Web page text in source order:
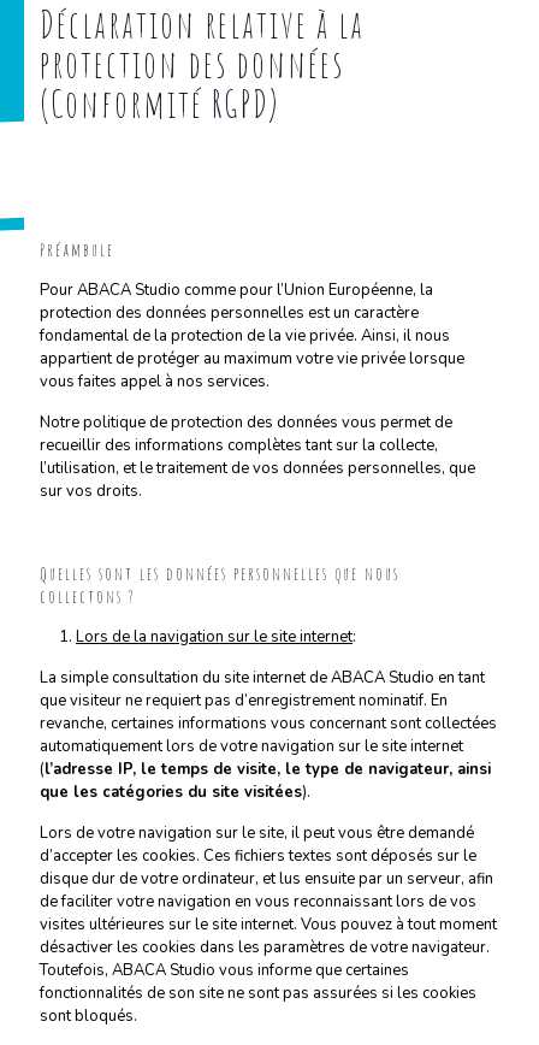
Déclaration relative à la
protection des données
(Conformité RGPD)
Préambule
Pour ABACA Studio comme pour l’Union Européenne, la
protection des données personnelles est un caractère
fondamental de la protection de la vie privée. Ainsi, il nous
appartient de protéger au maximum votre vie privée lorsque
vous faites appel à nos services.
Notre politique de protection des données vous permet de
recueillir des informations complètes tant sur la collecte,
l’utilisation, et le traitement de vos données personnelles, que
sur vos droits.
Quelles sont les données personnelles que nous
collectons ?
Lors de la navigation sur le site internet:
La simple consultation du site internet de ABACA Studio en tant
que visiteur ne requiert pas d’enregistrement nominatif. En
revanche, certaines informations vous concernant sont collectées
automatiquement lors de votre navigation sur le site internet
(l’adresse IP, le temps de visite, le type de navigateur, ainsi
que les catégories du site visitées).
Lors de votre navigation sur le site, il peut vous être demandé
d’accepter les cookies. Ces fichiers textes sont déposés sur le
disque dur de votre ordinateur, et lus ensuite par un serveur, afin
de faciliter votre navigation en vous reconnaissant lors de vos
visites ultérieures sur le site internet. Vous pouvez à tout moment
désactiver les cookies dans les paramètres de votre navigateur.
Toutefois, ABACA Studio vous informe que certaines
fonctionnalités de son site ne sont pas assurées si les cookies
sont bloqués.